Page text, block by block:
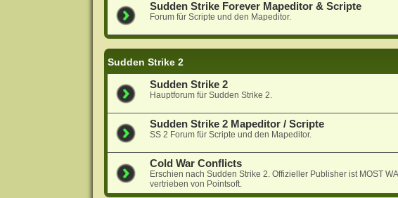
Sudden Strike Forever Mapeditor & Scripte
Forum für Scripte und den Mapeditor.
Sudden Strike 2
Sudden Strike 2
Hauptforum für Sudden Strike 2.
Sudden Strike 2 Mapeditor / Scripte
SS 2 Forum für Scripte und den Mapeditor.
Cold War Conflicts
Erschien nach Sudden Strike 2. Offizieller Publisher ist MOST
vertrieben von Pointsoft.